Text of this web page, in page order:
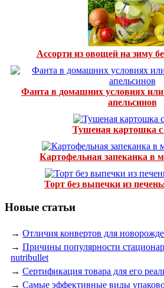
Ассорти из овощей на зиму
Фанта в домашних условиях или
апельсинов
Тушеная картошка
Картофельная запеканка в
Торт без выпечки из
Новые статьи
→ Отличия конвертов для
→ Причины популярности
nutribullet
→ Сертификация товара для его
→ Самые эффективные виды